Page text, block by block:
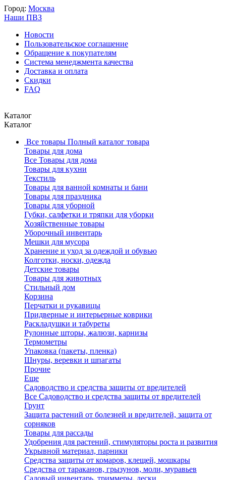
Город: Москва
Наши ПВЗ
Новости
Пользовательское соглашение
Обращение к покупателям
Система менеджмента качества
Доставка и оплата
Скидки
FAQ
Каталог
Каталог
Все товары Полный каталог товара
Товары для дома
Все Товары для дома
Товары для кухни
Текстиль
Товары для ванной комнаты и бани
Товары для праздника
Товары для уборной
Губки, салфетки и тряпки для уборки
Хозяйственные товары
Уборочный инвентарь
Мешки для мусора
Хранение и уход за одеждой и обувью
Колготки, носки, одежда
Детские товары
Товары для животных
Стильный дом
Корзина
Перчатки и рукавицы
Придверные и интерьерные коврики
Раскладушки и табуреты
Рулонные шторы, жалюзи, карнизы
Термометры
Упаковка (пакеты, пленка)
Шнуры, веревки и шпагаты
Прочие
Еще
Садоводство и средства защиты от вредителей
Все Садоводство и средства защиты от вредителей
Грунт
Защита растений от болезней и вредителей, защита от
сорняков
Товары для рассады
Удобрения для растений, стимуляторы роста и развития
Укрывной материал, парники
Средства защиты от комаров, клещей, мошкары
Средства от тараканов, грызунов, моли, муравьев
Садовый инвентарь, триммеры, лески